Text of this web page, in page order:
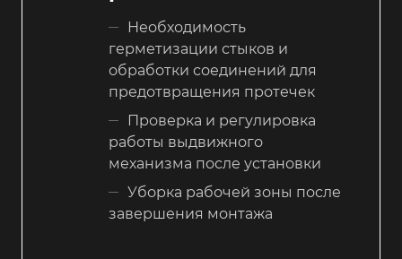
Необходимость
герметизации стыков и
обработки соединений для
предотвращения протечек
Проверка и регулировка
работы выдвижного
механизма после установки
Уборка рабочей зоны после
завершения монтажа